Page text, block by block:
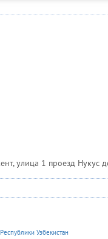
улица 1 проезд Нукус
Узбекистан